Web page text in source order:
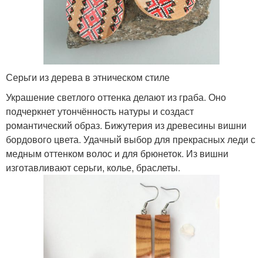
Серьги из дерева в этническом стиле
Украшение светлого оттенка делают из граба. Оно
подчеркнет утончённость натуры и создаст
романтический образ. Бижутерия из древесины вишни
бордового цвета. Удачный выбор для прекрасных леди с
медным оттенком волос и для брюнеток. Из вишни
изготавливают серьги, колье, браслеты.